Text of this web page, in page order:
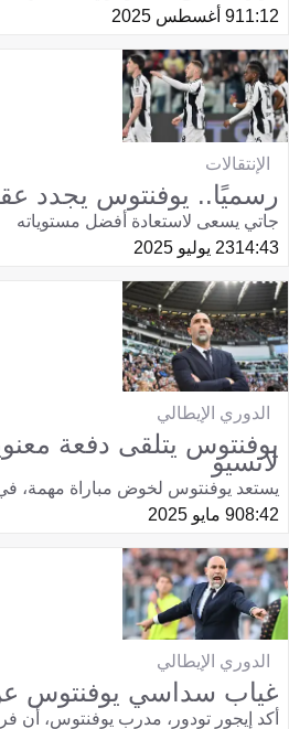
11:129 أغسطس 2025
الإنتقالات
رسميًا.. يوفنتوس يجدد
جاتي يسعى لاستعادة أفضل مستوياته
14:4323 يوليو 2025
الدوري الإيطالي
يوفنتوس يتلقى دفعة
لاتسيو
يستعد يوفنتوس لخوض مباراة مهمة،
08:429 مايو 2025
الدوري الإيطالي
غياب سداسي يوفنتوس عن
أكد إيجور تودور، مدرب يوفنتوس، أن فريقه